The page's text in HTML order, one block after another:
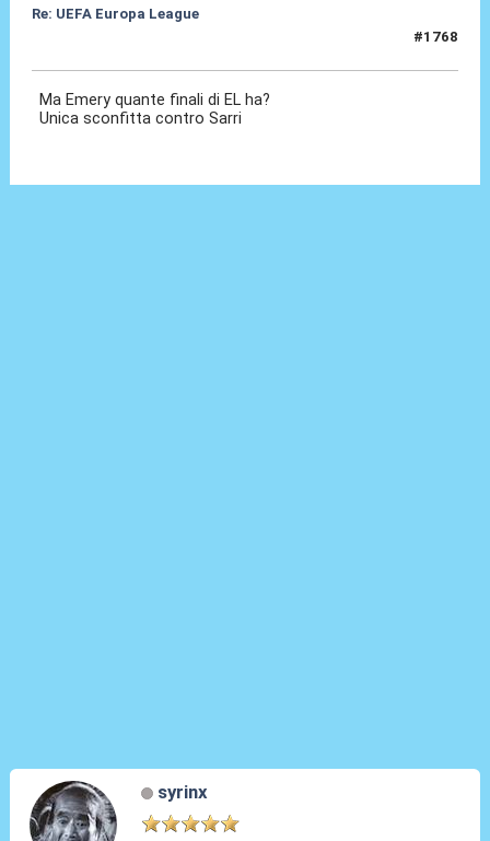
Re: UEFA Europa League
#1768
Ma Emery quante finali di EL ha?
Unica sconfitta contro Sarri
syrinx